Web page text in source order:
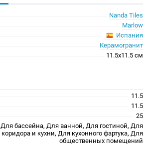
Nanda Tiles
Marlow
Испания
Керамогранит
11.5x11.5 см
11.5
11.5
25
Для бассейна, Для ванной, Для гостиной, Для
коридора и кухни, Для кухонного фартука, Для
общественных помещений